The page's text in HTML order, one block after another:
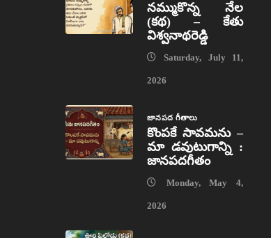
నమ్ముకొన్న నేల
(కథ) – కేతు
విశ్వనాథరెడ్డి
Saturday, July 11,
2026
జానపద గీతాలు
కొంపకే సావమను –
మా డవుటుగాన్ని :
జానపదగీతం
Monday, May 4,
2026